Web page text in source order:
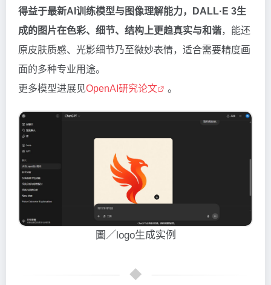
得益于最新AI训练模型与图像理解能力，DALL·E 3生
成的图片在色彩、细节、结构上更趋真实与和谐，能还
原皮肤质感、光影细节乃至微妙表情，适合需要精度画
面的多种专业用途。
更多模型进展见OpenAI研究论文 。
圖／logo生成实例